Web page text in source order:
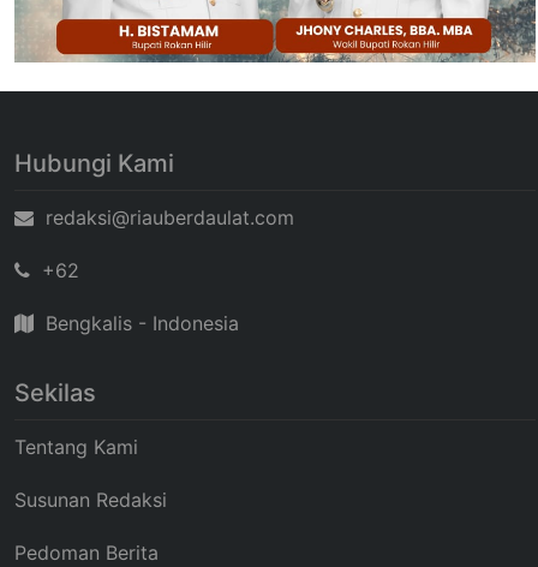
Hubungi Kami
redaksi@riauberdaulat.com
+62
Bengkalis - Indonesia
Sekilas
Tentang Kami
Susunan Redaksi
Pedoman Berita